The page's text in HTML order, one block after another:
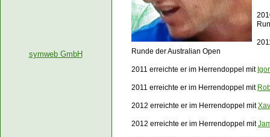
Runde der Australian Open
2011 erreichte er im Herrendoppel mit
2011 erreichte er im Herrendoppel mit
2012 erreichte er im Herrendoppel mit
2012 erreichte er im Herrendoppel mit
symweb GmbH